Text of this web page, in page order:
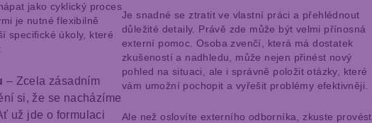
jako cyklický proces
je nutné flexibilně
specifické úkoly, které
– Zcela zásadním
si, že se nacházíme
už jde o formulaci
Je snadné se ztratit ve vlastní práci a přehlédnout
důležité detaily. Právě zde může být velmi přínosná
externí pomoc. Osoba zvenčí, která má dostatek
zkušeností a nadhledu, může nejen přinést nový
pohled na situaci, ale i správně položit otázky, které
vám umožní pochopit a vyřešit problémy efektivněji.
Ale než oslovíte externího odborníka, zkuste provést